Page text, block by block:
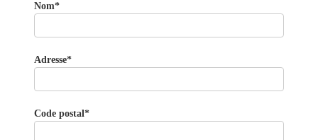
Nom*
Adresse*
Code postal*